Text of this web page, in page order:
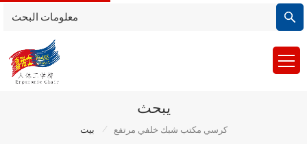
يبحث
بيت / كرسي مكتب شبك خلفي مرتفع